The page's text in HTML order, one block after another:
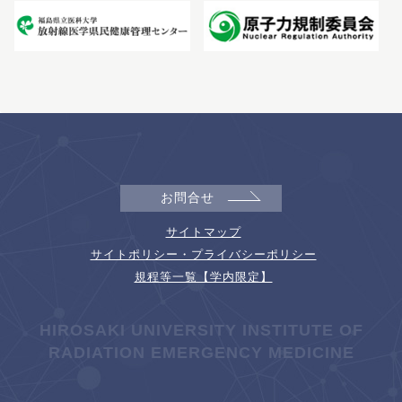
お問合せ
サイトマップ
サイトポリシー・プライバシーポリシー
規程等一覧【学内限定】
HIROSAKI UNIVERSITY INSTITUTE OF
RADIATION EMERGENCY MEDICINE